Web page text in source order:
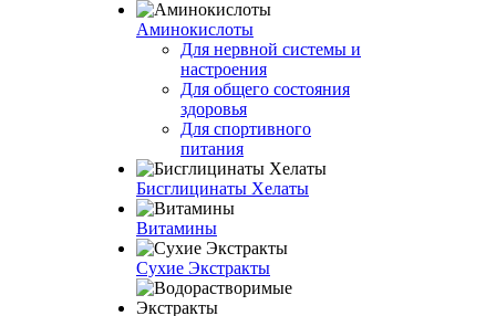
Аминокислоты
Для нервной системы и
настроения
Для общего состояния
здоровья
Для спортивного
питания
Бисглицинаты Хелаты
Витамины
Сухие Экстракты